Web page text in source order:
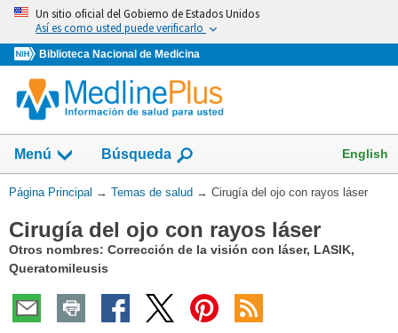
Omita
vaya
al
Contenido
Un sitio oficial del Gobierno de Estados Unidos
Así es como usted puede verificarlo
Biblioteca Nacional de Medicina
Menú
Mostrar
campo
de
Búsqueda English
Usted
aquí:
Página Principal → Temas de salud → Cirugía del ojo con rayos láser
Cirugía del ojo con rayos láser
Otros nombres: Corrección de la visión con láser, LASIK,
Queratomileusis